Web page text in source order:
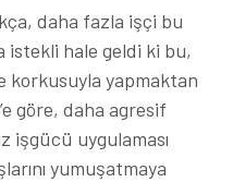
daha fazla işçi bu
istekli hale geldi ki bu,
korkusuyla yapmaktan
göre, daha agresif
işgücü uygulaması
yumuşatmaya